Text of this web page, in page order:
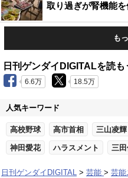
取り過ぎが腎機能
も
日刊ゲンダイDIGITALを読も
6.6万 18.5万
人気キーワード
高校野球 高市首相 三山凌輝
神田愛花 ハラスメント 三
日刊ゲンダイDIGITAL 芸能 芸能